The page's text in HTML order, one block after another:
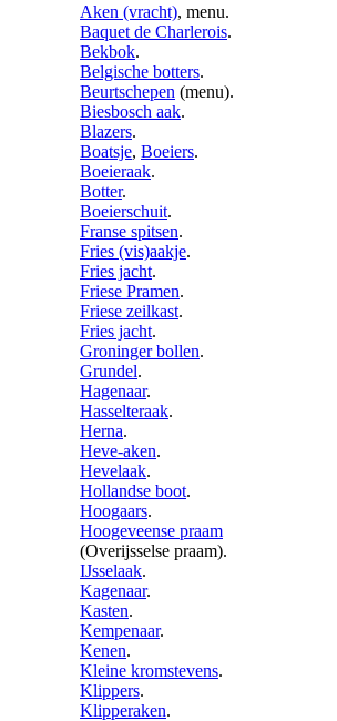
Aken (vracht), menu.
Baquet de Charlerois.
Bekbok.
Belgische botters.
Beurtschepen (menu).
Biesbosch aak.
Blazers.
Boatsje, Boeiers.
Boeieraak.
Botter.
Boeierschuit.
Franse spitsen.
Fries (vis)aakje.
Fries jacht.
Friese Pramen.
Friese zeilkast.
Fries jacht.
Groninger bollen.
Grundel.
Hagenaar.
Hasselteraak.
Herna.
Heve-aken.
Hevelaak.
Hollandse boot.
Hoogaars.
Hoogeveense praam
(Overijsselse praam).
IJsselaak.
Kagenaar.
Kasten.
Kempenaar.
Kenen.
Kleine kromstevens.
Klippers.
Klipperaken.